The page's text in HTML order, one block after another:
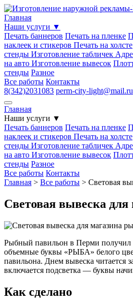
Главная
Наши услуги ▼
Печать баннеров Печать на пленке
наклеек и стикеров Печать на холсте
стенды Изготовление табличек
на авто Изготовление вывесок
стенды Разное
Все работы Контакты
8(342)2031083 perm-city-light@mail.ru
Главная
Наши услуги ▼
Печать баннеров Печать на пленке
наклеек и стикеров Печать на холсте
стенды Изготовление табличек
на авто Изготовление вывесок
стенды Разное
Все работы Контакты
Главная > Все работы > Световая
Световая вывеска
Рыбный павильон в Перми получил
объемные буквы «РЫБА» белого
павильона. Днем вывеска читается
включается подсветка — буквы
Как сделано